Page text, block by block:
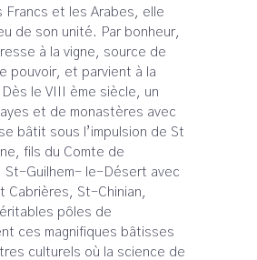
Francs et les Arabes, elle
de son unité. Par bonheur,
à la vigne, source de
pouvoir, et parvient à la
le VIII ème siècle, un
et de monastères avec
bâtit sous l’impulsion de St
fils du Comte de
St-Guilhem- le-Désert avec
Cabrières, St-Chinian,
pôles de
ces magnifiques bâtisses
culturels où la science de